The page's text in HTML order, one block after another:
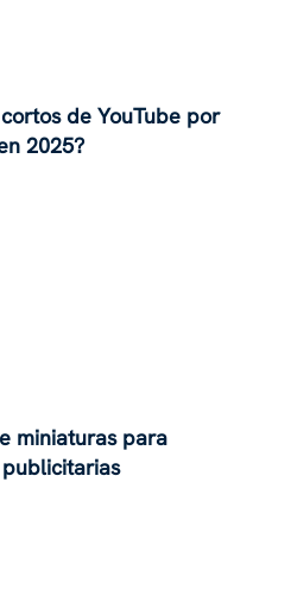
de YouTube por
2025?
miniaturas para